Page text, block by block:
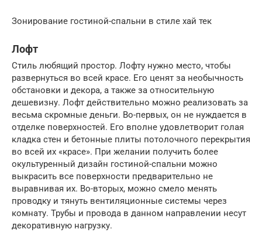
Зонирование гостиной-спальни в стиле хай тек
Лофт
Стиль любящий простор. Лофту нужно место, чтобы
развернуться во всей красе. Его ценят за необычность
обстановки и декора, а также за относительную
дешевизну. Лофт действительно можно реализовать за
весьма скромные деньги. Во-первых, он не нуждается в
отделке поверхностей. Его вполне удовлетворит голая
кладка стен и бетонные плиты потолочного перекрытия
во всей их «красе». При желании получить более
окультуренный дизайн гостиной-спальни можно
выкрасить все поверхности предварительно не
выравнивая их. Во-вторых, можно смело менять
проводку и тянуть вентиляционные системы через
комнату. Трубы и провода в данном направлении несут
декоративную нагрузку.